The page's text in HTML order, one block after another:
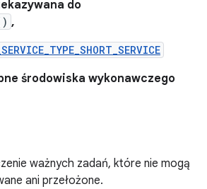
do
,
środowiska wykonawczego
ważnych zadań, które nie mogą
ani przełożone.